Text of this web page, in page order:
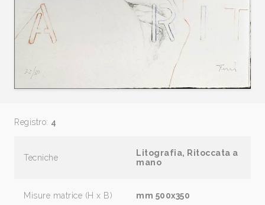
Registro: 4
Tecniche
Litografia, Ritoccata a
mano
Misure matrice (H x B) mm 500x350